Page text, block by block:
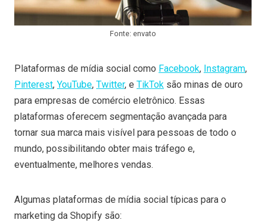
Fonte: envato
Plataformas de mídia social como Facebook, Instagram,
Pinterest, YouTube, Twitter, e TikTok são minas de ouro
para empresas de comércio eletrônico. Essas
plataformas oferecem segmentação avançada para
tornar sua marca mais visível para pessoas de todo o
mundo, possibilitando obter mais tráfego e,
eventualmente, melhores vendas.
Algumas plataformas de mídia social típicas para o
marketing da Shopify são: